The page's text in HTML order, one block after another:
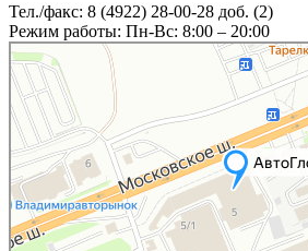
Тел./факс: 8 (4922) 28-00-28 доб. (2)
Режим работы: Пн-Вс: 8:00 – 20:00